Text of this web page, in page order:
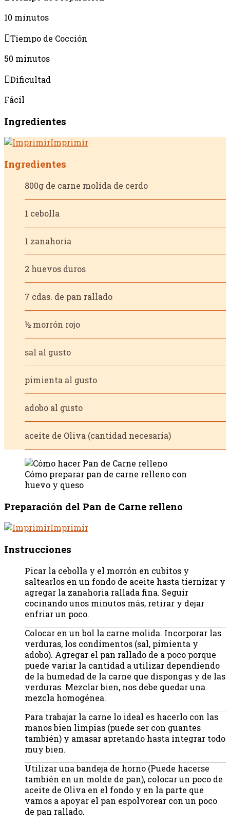
10 minutos
Tiempo de Cocción
50 minutos
Dificultad
Fácil
Ingredientes
Imprimir
Ingredientes
800g de carne molida de cerdo
1 cebolla
1 zanahoria
2 huevos duros
7 cdas. de pan rallado
½ morrón rojo
sal al gusto
pimienta al gusto
adobo al gusto
aceite de Oliva (cantidad necesaria)
Cómo preparar pan de carne relleno con
huevo y queso
Preparación del Pan de Carne relleno
Imprimir
Instrucciones
Picar la cebolla y el morrón en cubitos y
saltearlos en un fondo de aceite hasta tiernizar y
agregar la zanahoria rallada fina. Seguir
cocinando unos minutos más, retirar y dejar
enfriar un poco.
Colocar en un bol la carne molida. Incorporar las
verduras, los condimentos (sal, pimienta y
adobo). Agregar el pan rallado de a poco porque
puede variar la cantidad a utilizar dependiendo
de la humedad de la carne que dispongas y de las
verduras. Mezclar bien, nos debe quedar una
mezcla homogénea.
Para trabajar la carne lo ideal es hacerlo con las
manos bien limpias (puede ser con guantes
también) y amasar apretando hasta integrar todo
muy bien.
Utilizar una bandeja de horno (Puede hacerse
también en un molde de pan), colocar un poco de
aceite de Oliva en el fondo y en la parte que
vamos a apoyar el pan espolvorear con un poco
de pan rallado.